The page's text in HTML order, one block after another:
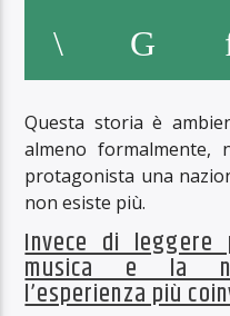
Questa storia è
almeno
protagonista una
non esiste più.
Invece di
musica e la
l’esperienza più